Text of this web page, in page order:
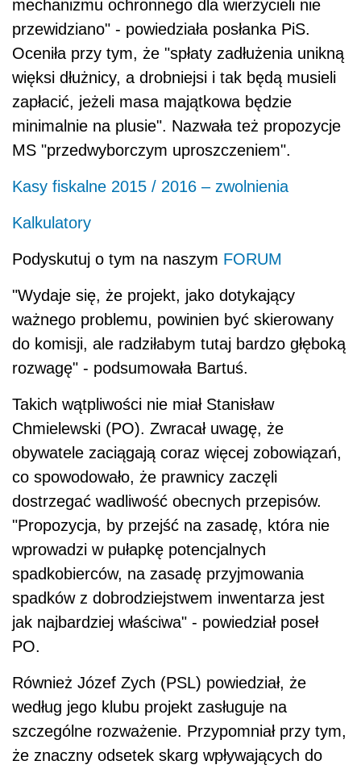
mechanizmu ochronnego dla wierzycieli nie
przewidziano" - powiedziała posłanka PiS.
Oceniła przy tym, że "spłaty zadłużenia unikną
więksi dłużnicy, a drobniejsi i tak będą musieli
zapłacić, jeżeli masa majątkowa będzie
minimalnie na plusie". Nazwała też propozycje
MS "przedwyborczym uproszczeniem".
Kasy fiskalne 2015 / 2016 – zwolnienia
Kalkulatory
Podyskutuj o tym na naszym FORUM
"Wydaje się, że projekt, jako dotykający
ważnego problemu, powinien być skierowany
do komisji, ale radziłabym tutaj bardzo głęboką
rozwagę" - podsumowała Bartuś.
Takich wątpliwości nie miał Stanisław
Chmielewski (PO). Zwracał uwagę, że
obywatele zaciągają coraz więcej zobowiązań,
co spowodowało, że prawnicy zaczęli
dostrzegać wadliwość obecnych przepisów.
"Propozycja, by przejść na zasadę, która nie
wprowadzi w pułapkę potencjalnych
spadkobierców, na zasadę przyjmowania
spadków z dobrodziejstwem inwentarza jest
jak najbardziej właściwa" - powiedział poseł
PO.
Również Józef Zych (PSL) powiedział, że
według jego klubu projekt zasługuje na
szczególne rozważenie. Przypomniał przy tym,
że znaczny odsetek skarg wpływających do